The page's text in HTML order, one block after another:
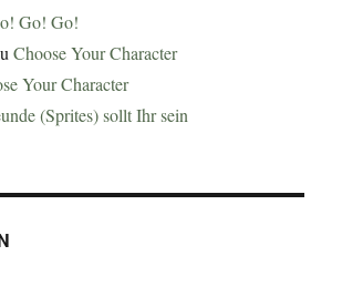
Go! Go!
Choose Your Character
Your Character
(Sprites) sollt Ihr sein